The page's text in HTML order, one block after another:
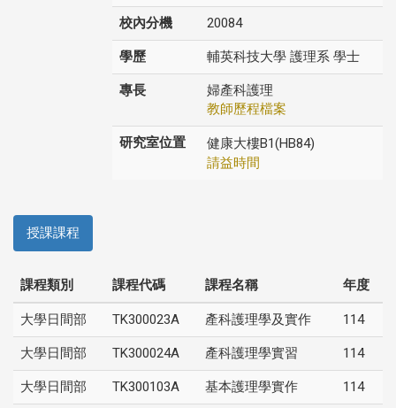
校內分機 20084
學歷 輔英科技大學 護理系 學士
專長
婦產科護理
教師歷程檔案
研究室位置 健康大樓B1(HB84)
請益時間
授課課程
課程類別 課程代碼 課程名稱 年度
大學日間部 TK300023A 產科護理學及實作 114
大學日間部 TK300024A 產科護理學實習 114
大學日間部 TK300103A 基本護理學實作 114